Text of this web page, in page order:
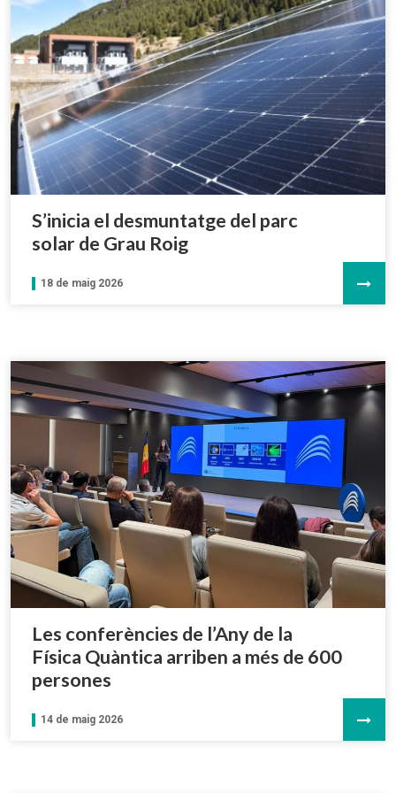
S’inicia el desmuntatge del parc
solar de Grau Roig
18 de maig 2026
Les conferències de l’Any de la
Física Quàntica arriben a més de 600
persones
14 de maig 2026